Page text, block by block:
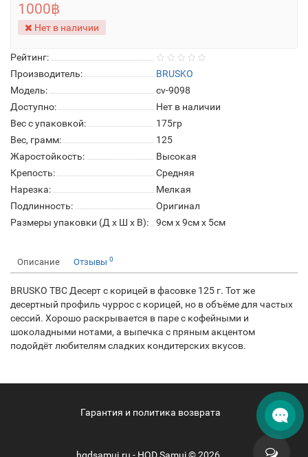
Рейтинг:
Производитель:
BRUSKO
Модель:
cv-9098
Доступно:
Нет в наличии
Вес с упаковкой:
175гр
Вес, грамм:
125
Жаростойкость:
Высокая
Крепость:
Средняя
Нарезка:
Мелкая
Подлинность:
Оригинал
Размеры упаковки (Д х Ш х В):
9см x 9см x 5см
1000฿
Нет в наличии
Описание Отзывы 0
BRUSKO TBC Десерт с корицей в фасовке 125 г. Тот же
десертный профиль чуррос с корицей, но в объёме для частых
сессий. Хорошо раскрывается в паре с кофейными и
шоколадными нотами, а выпечка с пряным акцентом
подойдёт любителям сладких кондитерских вкусов.
Гарантия и политика возврата